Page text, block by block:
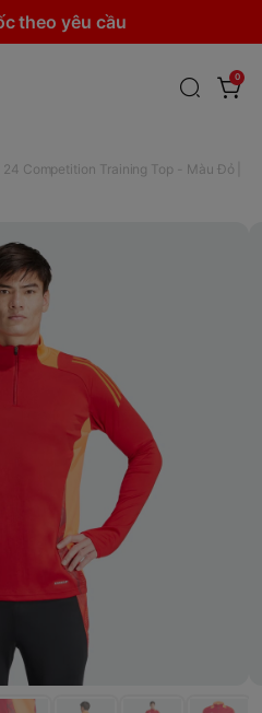
theo yêu cầu
0
Competition Training Top - Màu Đỏ |